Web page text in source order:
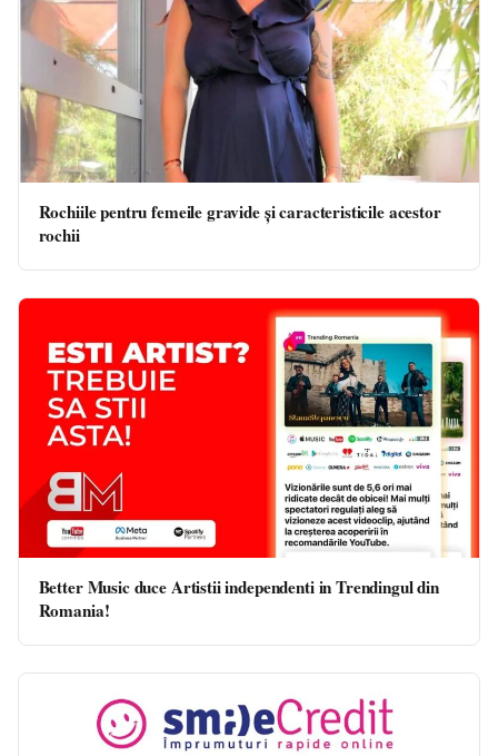
Rochiile pentru femeile gravide și caracteristicile acestor
rochii
Better Music duce Artistii independenti in Trendingul din
Romania!